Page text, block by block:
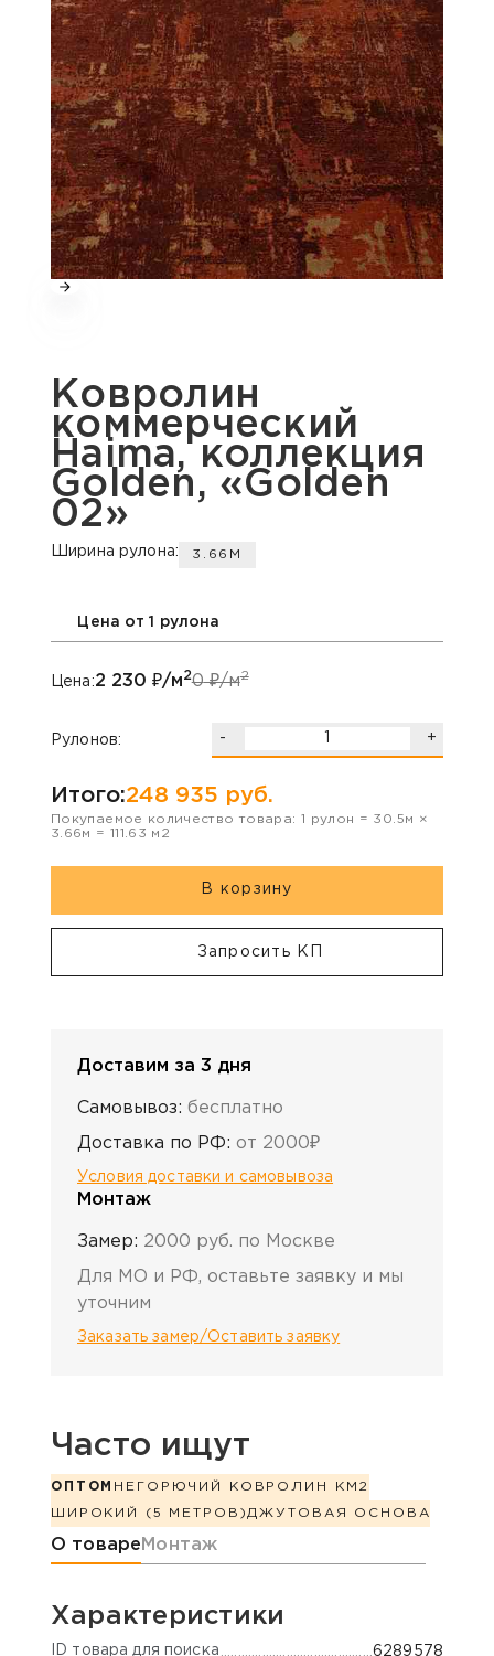
Ковролин
коммерческий
Haima, коллекция
Golden, «Golden
02»
Ширина рулона: 3.66М
Цена от 1 рулона
Цена:2 230 ₽/м20₽/м2
Рулонов: - +
Итого:248 935 руб.
Покупаемое количество товара: 1 рулон = 30.5м ×
3.66м = 111.63 м2
В корзину
Запросить КП
Доставим за 3 дня
Самовывоз: бесплатно
Доставка по РФ: от 2000₽
Условия доставки и самовывоза
Монтаж
Замер: 2000 руб. по Москве
Для МО и РФ, оставьте заявку и мы
уточним
Заказать замер/Оставить заявку
Часто ищут
ОПТОМ НЕГОРЮЧИЙ КОВРОЛИН КМ2
ШИРОКИЙ (5 МЕТРОВ)ДЖУТОВАЯ ОСНОВА
Информация о товаре
О товаре Монтаж
Характеристики
ID товара для поиска 6289578